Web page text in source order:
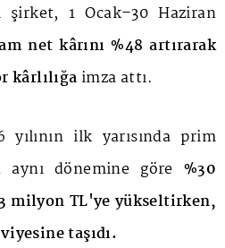
1 Ocak–30 Haziran
net kârını %48 artırarak
kârlılığa imza attı.
ilk yarısında prim
aynı dönemine göre %30
milyon TL'ye yükseltirken,
taşıdı.